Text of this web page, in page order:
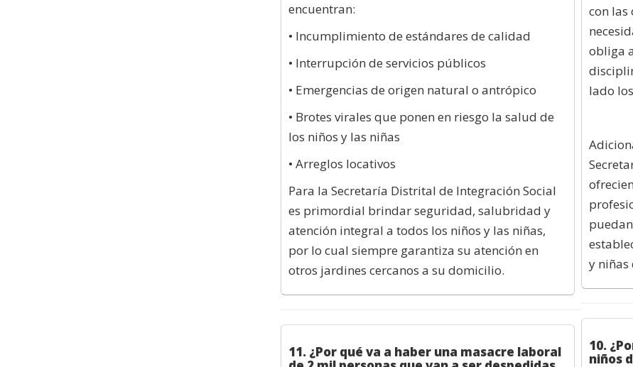
encuentran:
• Incumplimiento de estándares de calidad
• Interrupción de servicios públicos
• Emergencias de origen natural o antrópico
• Brotes virales que ponen en riesgo la salud de
los niños y las niñas
• Arreglos locativos
Para la Secretaría Distrital de Integración Social
es primordial brindar seguridad, salubridad y
atención integral a todos los niños y las niñas,
por lo cual siempre garantiza su atención en
otros jardines cercanos a su domicilio.
11. ¿Por qué va a haber una masacre laboral
con las
obliga
lado
y niñas
10.
niños